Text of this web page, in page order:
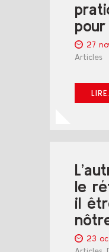
pour
27
Articles
le
il
23